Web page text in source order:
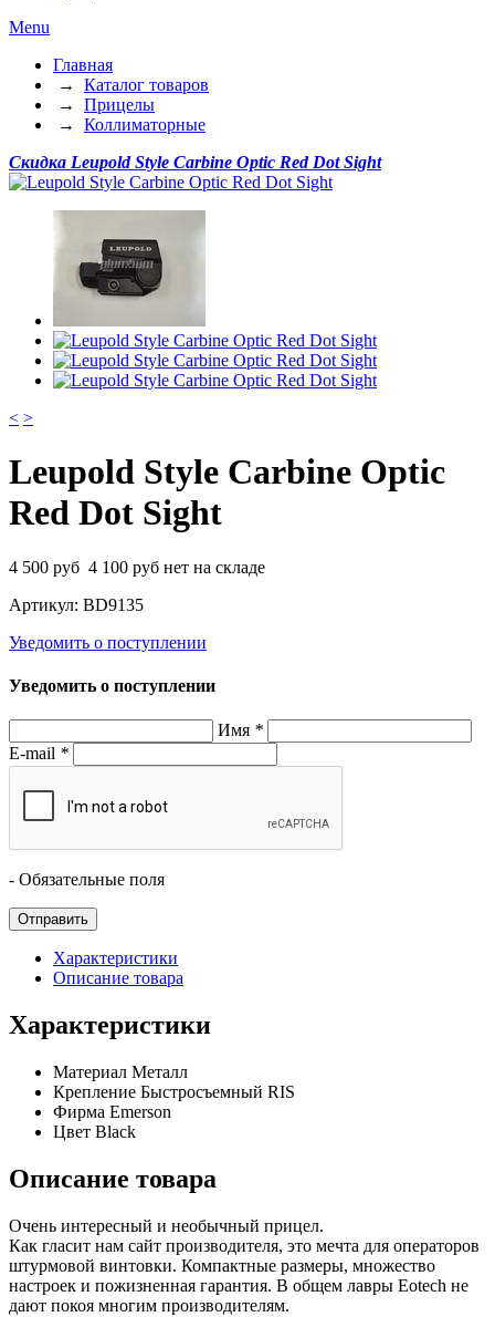
Menu
Главная
→ Каталог товаров
→ Прицелы
→ Коллиматорные
Скидка Leupold Style Carbine Optic Red Dot Sight
< >
Leupold Style Carbine Optic
Red Dot Sight
4 500 руб 4 100 руб нет на складе
Артикул: BD9135
Уведомить о поступлении
Уведомить о поступлении
Имя *
E-mail *
- Обязательные поля
Характеристики
Описание товара
Характеристики
Материал Металл
Крепление Быстросъемный RIS
Фирма Emerson
Цвет Black
Описание товара
Очень интересный и необычный прицел.
Как гласит нам сайт производителя, это мечта для операторов
штурмовой винтовки. Компактные размеры, множество
настроек и пожизненная гарантия. В общем лавры Eotech не
дают покоя многим производителям.